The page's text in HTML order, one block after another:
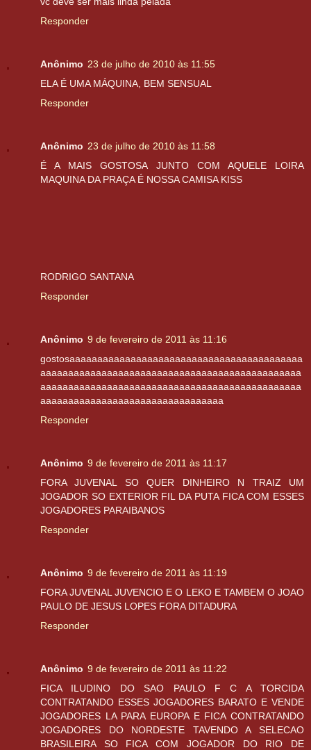
Responder
Anônimo 23 de julho de 2010 às 11:55
ELA É UMA MÁQUINA, BEM SENSUAL
Responder
Anônimo 23 de julho de 2010 às 11:58
É A MAIS GOSTOSA JUNTO COM AQUELE LOIRA
MAQUINA DA PRAÇA É NOSSA CAMISA KISS
RODRIGO SANTANA
Responder
Anônimo 9 de fevereiro de 2011 às 11:16
gostosaaaaaaaaaaaaaaaaaaaaaaaaaaaaaaaaaaaaaaaaaa
aaaaaaaaaaaaaaaaaaaaaaaaaaaaaaaaaaaaaaaaaaaaaaa
aaaaaaaaaaaaaaaaaaaaaaaaaaaaaaaaaaaaaaaaaaaaaaa
aaaaaaaaaaaaaaaaaaaaaaaaaaaaaaaaa
Responder
Anônimo 9 de fevereiro de 2011 às 11:17
FORA JUVENAL SO QUER DINHEIRO N TRAIZ UM
JOGADOR SO EXTERIOR FIL DA PUTA FICA COM ESSES
JOGADORES PARAIBANOS
Responder
Anônimo 9 de fevereiro de 2011 às 11:19
FORA JUVENAL JUVENCIO E O LEKO E TAMBEM O JOAO
PAULO DE JESUS LOPES FORA DITADURA
Responder
Anônimo 9 de fevereiro de 2011 às 11:22
FICA ILUDINO DO SAO PAULO F C A TORCIDA
CONTRATANDO ESSES JOGADORES BARATO E VENDE
JOGADORES LA PARA EUROPA E FICA CONTRATANDO
JOGADORES DO NORDESTE TAVENDO A SELECAO
BRASILEIRA SO FICA COM JOGADOR DO RIO DE